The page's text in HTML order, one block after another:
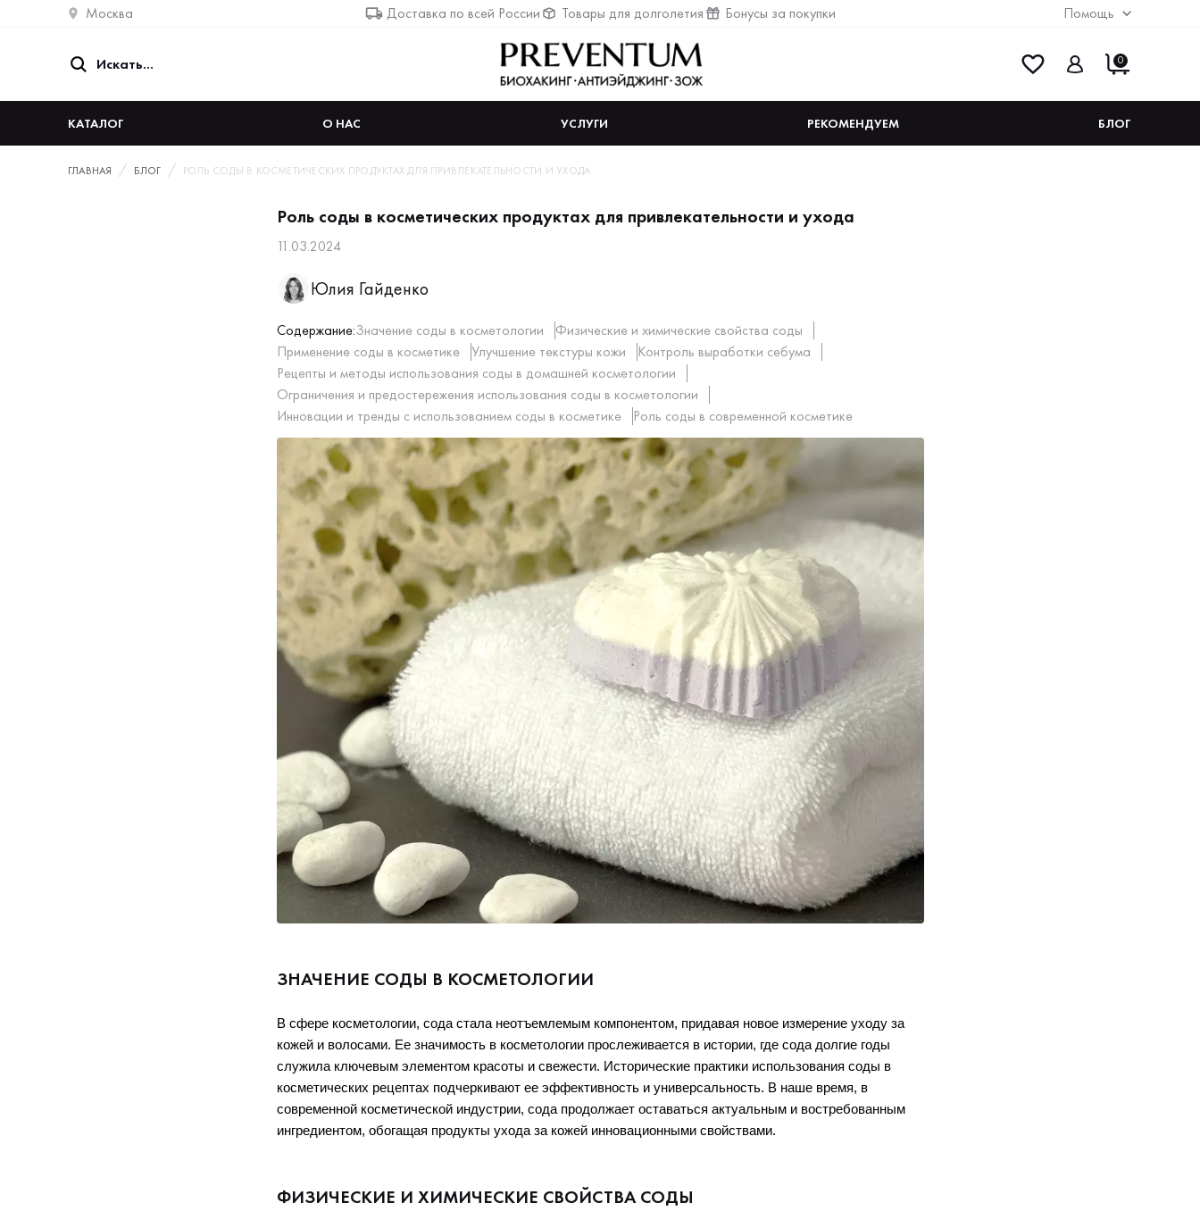
Москва Доставка по всей России Товары для долголетия Бонусы за покупки Помощь
0
КАТАЛОГ О НАС УСЛУГИ РЕКОМЕНДУЕМ БЛОГ
ГЛАВНАЯ БЛОГ РОЛЬ СОДЫ В КОСМЕТИЧЕСКИХ ПРОДУКТАХ ДЛЯ ПРИВЛЕКАТЕЛЬНОСТИ И УХОДА
Роль соды в косметических продуктах для привлекательности и ухода
11.03.2024
Юлия Гайденко
Содержание:Значение соды в косметологии
Физические и химические свойства соды
Применение соды в косметике
Улучшение текстуры кожи
Контроль выработки себума
Рецепты и методы использования соды в домашней косметологии
Ограничения и предостережения использования соды в косметологии
Инновации и тренды с использованием соды в косметике
Роль соды в современной косметике
ЗНАЧЕНИЕ СОДЫ В КОСМЕТОЛОГИИ
В сфере косметологии, сода стала неотъемлемым компонентом, придавая новое измерение уходу за
кожей и волосами. Ее значимость в косметологии прослеживается в истории, где сода долгие годы
служила ключевым элементом красоты и свежести. Исторические практики использования соды в
косметических рецептах подчеркивают ее эффективность и универсальность. В наше время, в
современной косметической индустрии, сода продолжает оставаться актуальным и востребованным
ингредиентом, обогащая продукты ухода за кожей инновационными свойствами.
ФИЗИЧЕСКИЕ И ХИМИЧЕСКИЕ СВОЙСТВА СОДЫ